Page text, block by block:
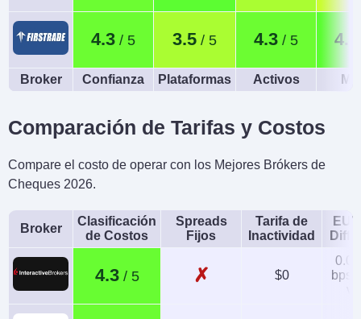
4.3 3.5 4.3 4.5
Broker Confianza Plataformas Activos
Comparación de Tarifas y Costos
Compare el costo de operar con los Mejores Brókers de
Cheques 2026.
Broker
Clasificación
de Costos
Spreads
Fijos
Tarifa de
Inactividad
4.3 ✗ $0
bps